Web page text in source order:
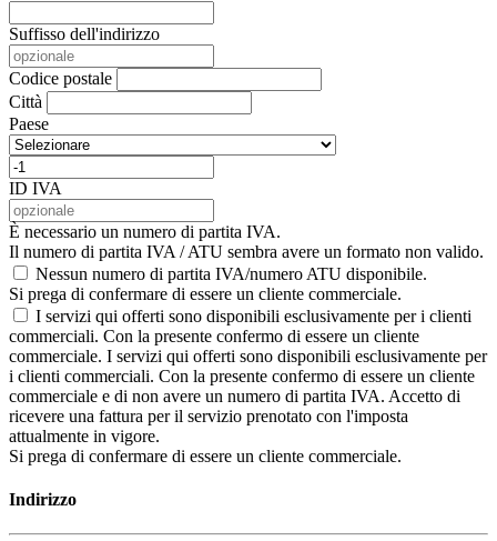
Suffisso dell'indirizzo
Codice postale
Città
Paese
ID IVA
È necessario un numero di partita IVA.
Il numero di partita IVA / ATU sembra avere un formato non valido.
Nessun numero di partita IVA/numero ATU disponibile.
Si prega di confermare di essere un cliente commerciale.
I servizi qui offerti sono disponibili esclusivamente per i clienti
commerciali. Con la presente confermo di essere un cliente
commerciale. I servizi qui offerti sono disponibili esclusivamente per
i clienti commerciali. Con la presente confermo di essere un cliente
commerciale e di non avere un numero di partita IVA. Accetto di
ricevere una fattura per il servizio prenotato con l'imposta
attualmente in vigore.
Si prega di confermare di essere un cliente commerciale.
Indirizzo